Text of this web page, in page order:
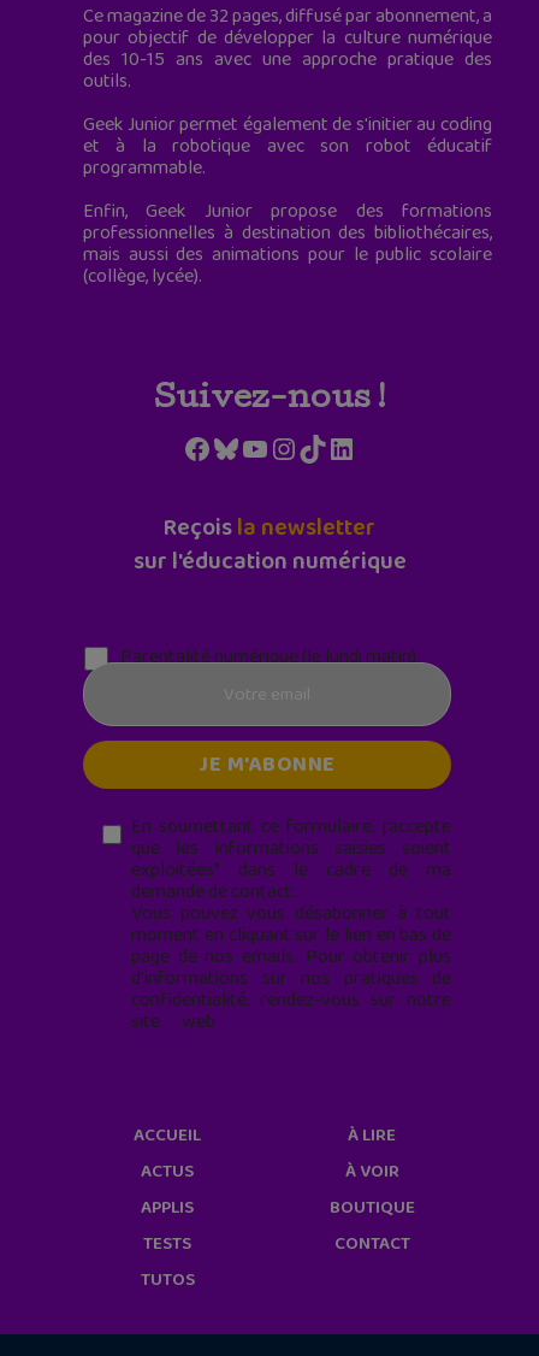
Ce magazine de 32 pages, diffusé par abonnement, a
pour objectif de développer la culture numérique
des 10-15 ans avec une approche pratique des
outils.
Geek Junior permet également de s'initier au coding
et à la robotique avec son robot éducatif
programmable.
Enfin, Geek Junior propose des formations
professionnelles à destination des bibliothécaires,
mais aussi des animations pour le public scolaire
(collège, lycée).
Suivez-nous !
Facebook
Bluesky
YouTube
Instagram
TikTokLinkedIn
Reçoisla newsletter
sur l'éducation numérique
Parentalité numérique (le lundi matin)
En soumettant ce formulaire, j’accepte
que les informations saisies soient
exploitées* dans le cadre de ma
demande de contact.
Vous pouvez vous désabonner à tout
moment en cliquant sur le lien en bas de
page de nos emails. Pour obtenir plus
d'informations sur nos pratiques de
confidentialité, rendez-vous sur notre
site web
ACCUEIL
ACTUS
APPLIS
TESTS
TUTOS
À LIRE
À VOIR
BOUTIQUE
CONTACT